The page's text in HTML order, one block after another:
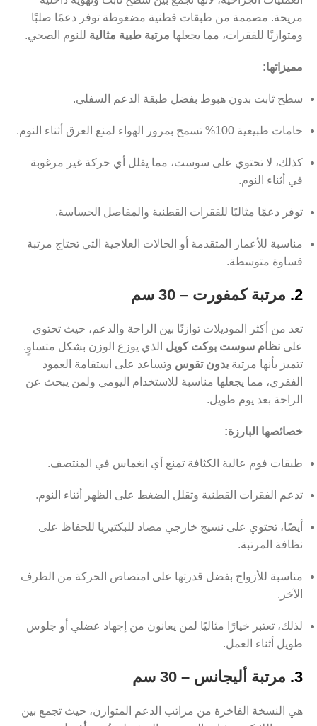
مريحة. مصممة من طبقات قطنية مضغوطة توفر دعمًا صلبًا
ومتوازنًا للفقرات، مما يجعلها مرتبة طبية مثالية للنوم الصحي.
مميزاتها:
سطح ثابت بدون هبوط بفضل طبقة الدعم السفلي.
خامات طبيعية 100% تسمح بمرور الهواء لمنع العرق أثناء النوم.
كذلك، لا تحتوي على سوست، مما يقلل أي حركة غير مرغوبة
في أثناء النوم.
توفر دعمًا مثاليًا للفقرات القطنية والمفاصل الحساسة.
مناسبة للأعمار المتقدمة أو الحالات العلاجية التي تحتاج مرتبة
قساوة متوسطة.
2. مرتبة كمفورت – 30 سم
تعد من أكثر الموديلات توازنًا بين الراحة والدعم، حيث تحتوي
على نظام سوست بوكت كويل الذي يوزع الوزن بشكل متساوٍ.
تتميز بأنها مرتبة بدون تقوس وتساعد على استقامة العمود
الفقري، مما يجعلها مناسبة للاستخدام اليومي ولمن يبحث عن
الراحة بعد يوم طويل.
خصائصها البارزة:
طبقات فوم عالية الكثافة تمنع أي انغماس في المنتصف.
تدعم الفقرات القطنية وتقلل الضغط على الظهر أثناء النوم.
أيضًا، تحتوي على نسيج خارجي مضاد للبكتيريا للحفاظ على
نظافة المرتبة.
مناسبة للأزواج بفضل قدرتها على امتصاص الحركة من الطرف
الآخر.
لذلك، تعتبر خيارًا مثاليًا لمن يعانون من إجهاد عضلي أو جلوس
طويل أثناء العمل.
3. مرتبة أليجانس – 30 سم
هي النسخة الفاخرة من مراتب الدعم المتوازن، حيث تجمع بين